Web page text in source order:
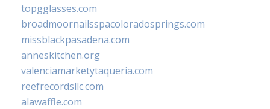
topgglasses.com
broadmoornailsspacoloradosprings.com
missblackpasadena.com
anneskitchen.org
valenciamarketytaqueria.com
reefrecordsllc.com
alawaffle.com